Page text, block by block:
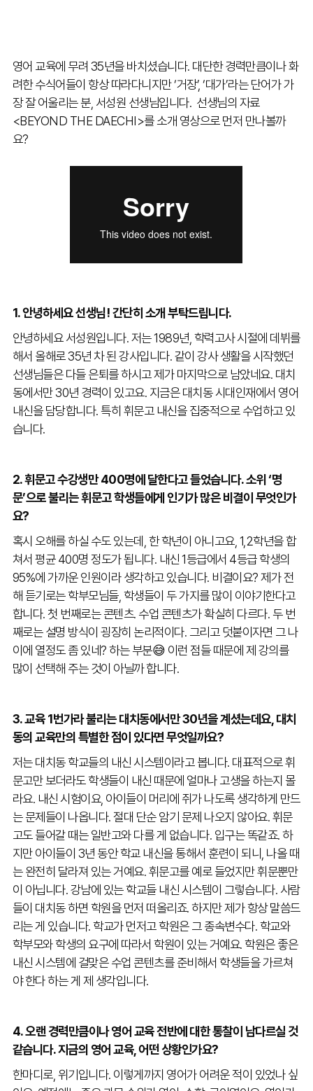
영어 교육에 무려 35년을 바치셨습니다. 대단한 경력만큼이나 화
려한 수식어들이 항상 따라다니지만 ‘거장’, ‘대가’라는 단어가 가
장 잘 어울리는 분, 서성원 선생님입니다. 선생님의 자료
<BEYOND THE DAECHI>를 소개 영상으로 먼저 만나볼까
요?
1. 안녕하세요 선생님! 간단히 소개 부탁드립니다.
안녕하세요 서성원입니다. 저는 1989년, 학력고사 시절에 데뷔를
해서 올해로 35년 차 된 강사입니다. 같이 강사 생활을 시작했던
선생님들은 다들 은퇴를 하시고 제가 마지막으로 남았네요. 대치
동에서만 30년 경력이 있고요. 지금은 대치동 시대인재에서 영어
내신을 담당합니다. 특히 휘문고 내신을 집중적으로 수업하고 있
습니다.
2. 휘문고 수강생만 400명에 달한다고 들었습니다. 소위 ‘명
문’으로 불리는 휘문고 학생들에게 인기가 많은 비결이 무엇인가
요?
혹시 오해를 하실 수도 있는데, 한 학년이 아니고요, 1,2학년을 합
쳐서 평균 400명 정도가 됩니다. 내신 1등급에서 4등급 학생의
95%에 가까운 인원이라 생각하고 있습니다. 비결이요? 제가 전
해 듣기로는 학부모님들, 학생들이 두 가지를 많이 이야기한다고
합니다. 첫 번째로는 콘텐츠. 수업 콘텐츠가 확실히 다르다. 두 번
째로는 설명 방식이 굉장히 논리적이다. 그리고 덧붙이자면 그 나
이에 열정도 좀 있네? 하는 부분😅 이런 점들 때문에 제 강의를
많이 선택해 주는 것이 아닐까 합니다.
3. 교육 1번가라 불리는 대치동에서만 30년을 계셨는데요, 대치
동의 교육만의 특별한 점이 있다면 무엇일까요?
저는 대치동 학교들의 내신 시스템이라고 봅니다. 대표적으로 휘
문고만 보더라도 학생들이 내신 때문에 얼마나 고생을 하는지 몰
라요. 내신 시험이요, 아이들이 머리에 쥐가 나도록 생각하게 만드
는 문제들이 나옵니다. 절대 단순 암기 문제 나오지 않아요. 휘문
고도 들어갈 때는 일반고와 다를 게 없습니다. 입구는 똑같죠. 하
지만 아이들이 3년 동안 학교 내신을 통해서 훈련이 되니, 나올 때
는 완전히 달라져 있는 거예요. 휘문고를 예로 들었지만 휘문뿐만
이 아닙니다. 강남에 있는 학교들 내신 시스템이 그렇습니다. 사람
들이 대치동 하면 학원을 먼저 떠올리죠. 하지만 제가 항상 말씀드
리는 게 있습니다. 학교가 먼저고 학원은 그 종속변수다. 학교와
학부모와 학생의 요구에 따라서 학원이 있는 거예요. 학원은 좋은
내신 시스템에 걸맞은 수업 콘텐츠를 준비해서 학생들을 가르쳐
야 한다 하는 게 제 생각입니다.
4. 오랜 경력만큼이나 영어 교육 전반에 대한 통찰이 남다르실 것
같습니다. 지금의 영어 교육, 어떤 상황인가요?
한마디로, 위기입니다. 이렇게까지 영어가 어려운 적이 있었나 싶